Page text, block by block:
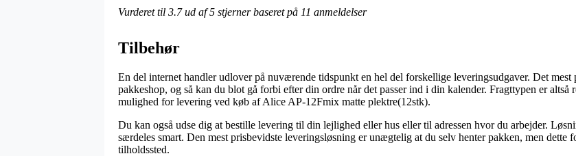
Vurderet til 3.7ud af 5 stjerner baseret på 11 anmeldelser
Tilbehør
En del internet handler udlover på nuværende tidspunkt en hel del forskellige leveringsudgaver. Det
pakkeshop, og så kan du blot gå forbi efter din ordre når det passer ind i din kalender. Fragttypen er altså
mulighed for levering ved køb af Alice AP-12Fmix matte plektre(12stk).
Du kan også udse dig at bestille levering til din lejlighed eller hus eller til adressen hvor du arbejder.
særdeles smart. Den mest prisbevidste leveringsløsning er unægtelig at du selv henter pakken, men
tilholdssted.